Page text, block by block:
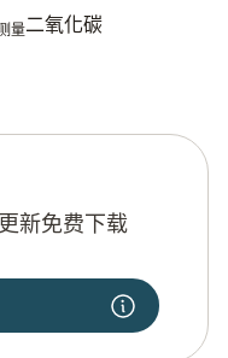
量二氧化碳
新免费下载